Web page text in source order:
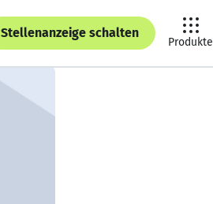
Stellenanzeige schalten
Produkte